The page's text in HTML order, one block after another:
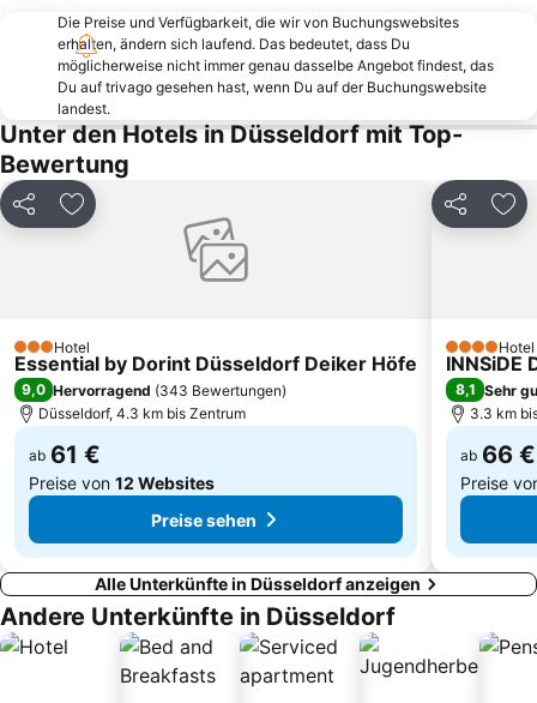
Mülheim
Mediterana
Kölner Zoo
Aqualand Waterpark
Rodenkirchen
Lake Baldeney
Hauptbahnhof Essen
Alter Markt Köln
Altstadt-Nord
Amphitheater
Bahnhof Düsseldorf Flughafen
ISS Dome
Landschaftspark Duisburg-Nord
Die Preise und Verfügbarkeit, die wir von Buchungswebsites
erhalten, ändern sich laufend. Das bedeutet, dass Du
möglicherweise nicht immer genau dasselbe Angebot findest, das
Du auf trivago gesehen hast, wenn Du auf der Buchungswebsite
landest.
Unter den Hotels in Düsseldorf mit Top-
Bewertung
Teilen Zu Favoriten hinzufügen
3 Sterne
Hotel
Essential by Dorint Düsseldorf Deiker Höfe
9,0 Hervorragend (343 Bewertungen)
Düsseldorf, 4.3 km bis Zentrum
ab 61 €
Preise von 12 Websites
Preise sehen
Teilen Zu
4 SterneHotel
INNSiDE
8,1 Sehr
3.3 km
ab 66 €
Preise
Alle Unterkünfte in Düsseldorf anzeigen
Andere Unterkünfte in Düsseldorf